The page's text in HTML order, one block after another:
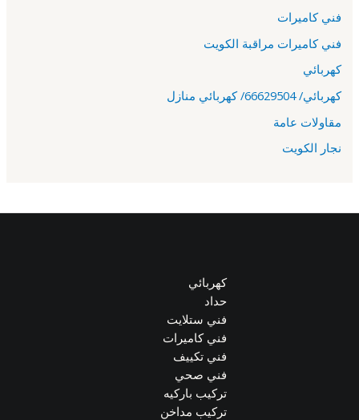
فني كاميرات
فني كاميرات مراقبة الكويت
كهربائي
كهربائي/ 66629504/ كهربائي منازل
مقاولات عامة
نجار الكويت
كهربائي
حداد
فني ستلايت
فني كاميرات
فني تكييف
فني صحي
تركيب باركيه
تركيب مداخن